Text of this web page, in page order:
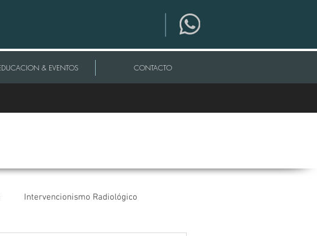
& EVENTOS CONTACTO
Intervencionismo Radiológico